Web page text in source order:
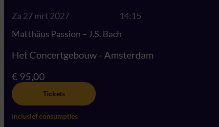
Za 27 mrt 2027
14:15
Matthäus Passion – J.S. Bach
Het Concertgebouw - Amsterdam
€ 95,00
Tickets
Inclusief consumpties